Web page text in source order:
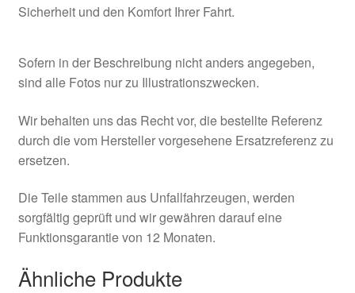
Sicherheit und den Komfort Ihrer Fahrt.
Sofern in der Beschreibung nicht anders angegeben,
sind alle Fotos nur zu Illustrationszwecken.
Wir behalten uns das Recht vor, die bestellte Referenz
durch die vom Hersteller vorgesehene Ersatzreferenz zu
ersetzen.
Die Teile stammen aus Unfallfahrzeugen, werden
sorgfältig geprüft und wir gewähren darauf eine
Funktionsgarantie von 12 Monaten.
Ähnliche Produkte